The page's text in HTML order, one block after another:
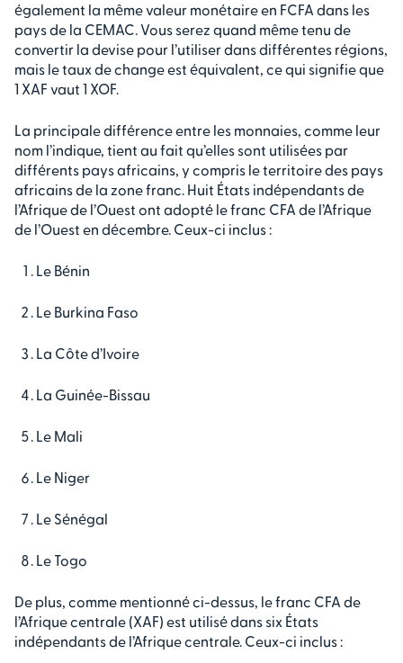
également la même valeur monétaire en FCFA dans les
pays de la CEMAC. Vous serez quand même tenu de
convertir la devise pour l’utiliser dans différentes régions,
mais le taux de change est équivalent, ce qui signifie que
1 XAF vaut 1 XOF.
La principale différence entre les monnaies, comme leur
nom l’indique, tient au fait qu’elles sont utilisées par
différents pays africains, y compris le territoire des pays
africains de la zone franc. Huit États indépendants de
l’Afrique de l’Ouest ont adopté le franc CFA de l’Afrique
de l’Ouest en décembre. Ceux-ci inclus :
Le Bénin
Le Burkina Faso
La Côte d’Ivoire
La Guinée-Bissau
Le Mali
Le Niger
Le Sénégal
Le Togo
De plus, comme mentionné ci-dessus, le franc CFA de
l’Afrique centrale (XAF) est utilisé dans six États
indépendants de l’Afrique centrale. Ceux-ci inclus :